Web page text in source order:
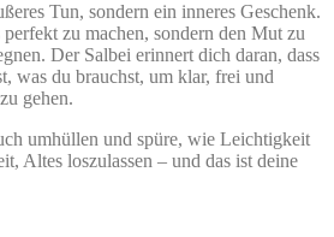
Tun, sondern ein inneres Geschenk.
zu machen, sondern den Mut zu
Der Salbei erinnert dich daran, dass
was du brauchst, um klar, frei und
gehen.
umhüllen und spüre, wie Leichtigkeit
Altes loszulassen – und das ist deine